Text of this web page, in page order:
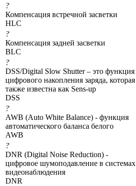
?
Компенсация встречной засветки
HLC
?
Компенсация задней засветки
BLC
?
DSS/Digital Slow Shutter – это функция
цифрового накопления заряда, которая
также известна как Sens-up
DSS
?
AWB (Auto White Balance) - функция
автоматического баланса белого
AWB
?
DNR (Digital Noise Reduction) -
цифровое шумоподавление в системах
видеонаблюдения
DNR